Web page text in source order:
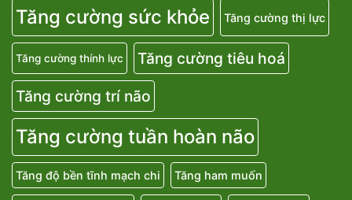
Tăng cường sức khỏe Tăng cường thị lực
Tăng cường thính lực
Tăng cường tiêu hoá
Tăng cường trí não
Tăng cường tuần hoàn não
Tăng độ bền tĩnh mạch chi Tăng ham muốn